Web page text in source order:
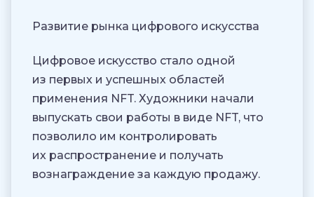
Развитие рынка цифрового искусства
Цифровое искусство стало одной
из первых и успешных областей
применения NFT. Художники начали
выпускать свои работы в виде NFT, что
позволило им контролировать
их распространение и получать
вознаграждение за каждую продажу.